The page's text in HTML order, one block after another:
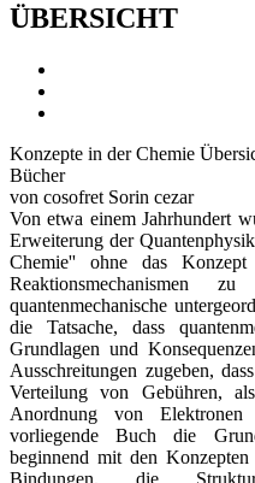
ÜBERSICHT
Konzepte in der Chemie
Bücher
von cosofret Sorin cezar
Von etwa einem Jahrhundert
Erweiterung der
Chemie'' ohne das
Reaktionsmechanismen
quantenmechanische
die Tatsache, dass
Grundlagen und
Ausschreitungen zugeben,
Verteilung von Gebühren,
Anordnung von
vorliegende Buch die
beginnend mit den Konzepten
Bindungen, die